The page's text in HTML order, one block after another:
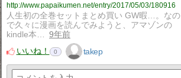
http://www.papaikumen.net/entry/2017/05/03/180916
人生初の全巻セットまとめ買い GW暇…。なの
で久々に漫画を読んでみようと、アマゾンの
kindle本…
9年前
いいね！
0 takep